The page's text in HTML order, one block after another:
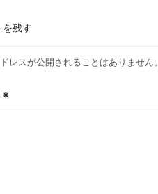
を残す
レスが公開されることはありません。
※